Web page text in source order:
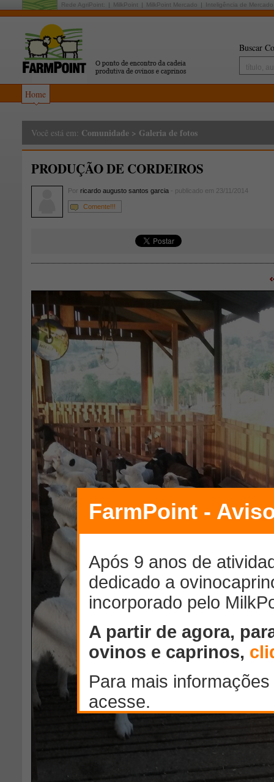
Rede AgriPoint: MilkPoint MilkPoint Mercado Inteligência de Mercado
Buscar
Home
Você está em: Comunidade > Galeria de fotos
PRODUÇÃO DE CORDEIROS
Por ricardo augusto santos garcia - publicado em 23/11/2014
Comente!!!